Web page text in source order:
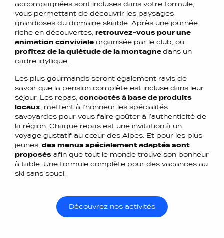
accompagnées sont incluses dans votre formule,
vous permettant de découvrir les paysages
grandioses du domaine skiable. Après une journée
riche en découvertes, retrouvez-vous pour une
animation conviviale organisée par le club, ou
profitez de la quiétude de la montagne dans un
cadre idyllique.
Les plus gourmands seront également ravis de
savoir que la pension complète est incluse dans leur
séjour. Les repas, concoctés à base de produits
locaux, mettent à l’honneur les spécialités
savoyardes pour vous faire goûter à l’authenticité de
la région. Chaque repas est une invitation à un
voyage gustatif au cœur des Alpes. Et pour les plus
jeunes, des menus spécialement adaptés sont
proposés afin que tout le monde trouve son bonheur
à table. Une formule complète pour des vacances au
ski sans souci.
Découvrez nos activités